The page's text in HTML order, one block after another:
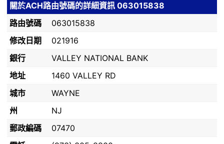
關於ACH路由號碼的詳細資訊 063015838
路由號碼
063015838
修改日期
021916
銀行
VALLEY NATIONAL BANK
地址
1460 VALLEY RD
城市
WAYNE
州
NJ
郵政編碼
07470